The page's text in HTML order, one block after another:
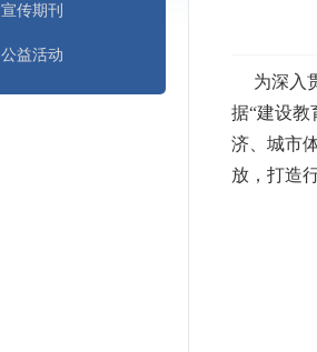
宣传期刊
公益活动
为深入
据“建设教
济、城市
放，打造